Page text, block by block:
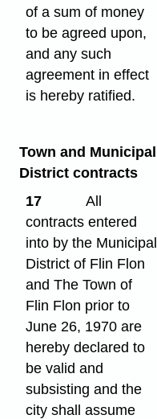
of a sum of money
to be agreed upon,
and any such
agreement in effect
is hereby ratified.
Town and Municipal
District contracts
17
All
contracts entered
into by the Municipal
District of Flin Flon
and The Town of
Flin Flon prior to
June 26, 1970 are
hereby declared to
be valid and
subsisting and the
city shall assume